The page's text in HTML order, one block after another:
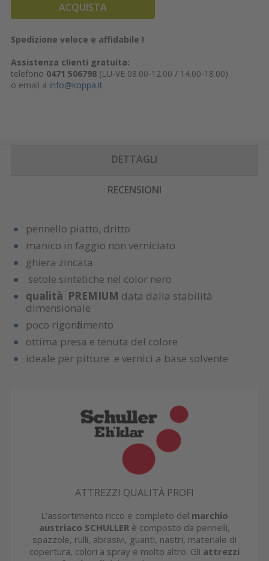
ACQUISTA
Spedizione veloce e affidabile !
Assistenza clienti gratuita:
telefono 0471 506798(LU-VE 08.00-12.00 / 14.00-18.00)
o email a info@koppa.it
DETTAGLI
RECENSIONI
pennello piatto, dritto
manico in faggio non verniciato
ghiera zincata
setole sintetiche nel color nero
qualità PREMIUM data dalla stabilità
dimensionale
poco rigonfiamento
ottima presa e tenuta del colore
ideale per pitture e vernici a base solvente
ATTREZZI QUALITÀ PROFI
L'assortimento ricco e completo del marchio
austriaco SCHULLER è composto da pennelli,
spazzole, rulli, abrasivi, guanti, nastri, materiale di
copertura, colori a spray e molto altro. Gli attrezzi